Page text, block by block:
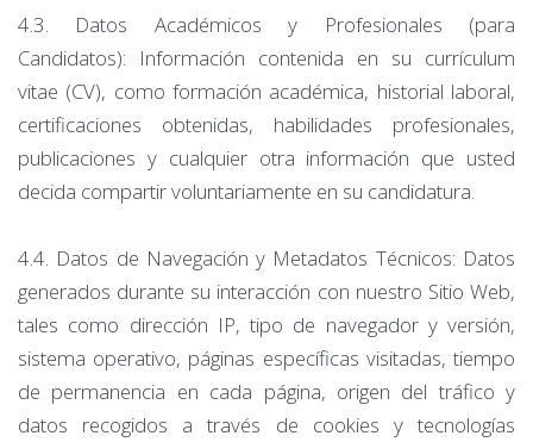
4.3. Datos Académicos y Profesionales (para
Candidatos): Información contenida en su currículum
vitae (CV), como formación académica, historial laboral,
certificaciones obtenidas, habilidades profesionales,
publicaciones y cualquier otra información que usted
decida compartir voluntariamente en su candidatura.
4.4. Datos de Navegación y Metadatos Técnicos: Datos
generados durante su interacción con nuestro Sitio Web,
tales como dirección IP, tipo de navegador y versión,
sistema operativo, páginas específicas visitadas, tiempo
de permanencia en cada página, origen del tráfico y
datos recogidos a través de cookies y tecnologías